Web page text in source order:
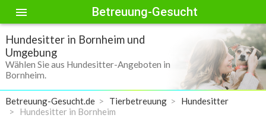
menu Betreuung-Gesucht
Hundesitter in Bornheim und
Umgebung
Wählen Sie aus Hundesitter-Angeboten in
Bornheim.
Betreuung-Gesucht.de Tierbetreuung
Hundesitter
Hundesitter in Bornheim